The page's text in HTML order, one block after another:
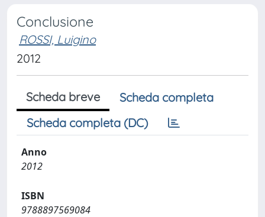
Conclusione
ROSSI, Luigino
2012
Scheda breve
Scheda completa
Scheda completa (DC)
Anno
2012
ISBN
9788897569084